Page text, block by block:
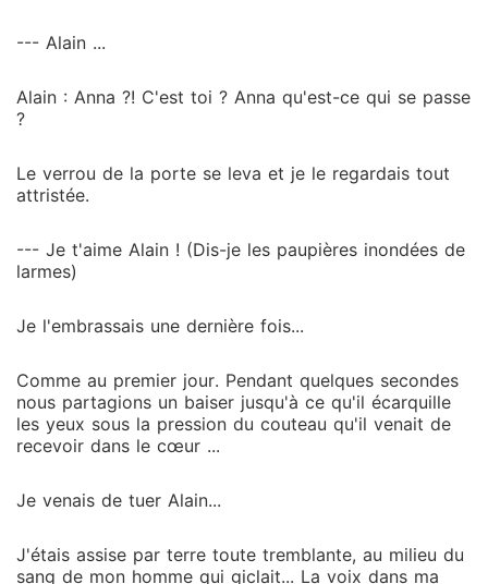
--- Alain ...
Alain : Anna ?! C'est toi ? Anna qu'est-ce qui se passe
?
Le verrou de la porte se leva et je le regardais tout
attristée.
--- Je t'aime Alain ! (Dis-je les paupières inondées de
larmes)
Je l'embrassais une dernière fois...
Comme au premier jour. Pendant quelques secondes
nous partagions un baiser jusqu'à ce qu'il écarquille
les yeux sous la pression du couteau qu'il venait de
recevoir dans le cœur ...
Je venais de tuer Alain...
J'étais assise par terre toute tremblante, au milieu du
sang de mon homme qui giclait... La voix dans ma